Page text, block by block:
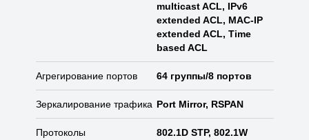
multicast ACL, IPv6
extended ACL, MAC-IP
extended ACL, Time
based ACL
Агрегирование портов 64 группы/8 портов
Зеркалирование трафика Port Mirror, RSPAN
Протоколы
802.1D STP, 802.1W